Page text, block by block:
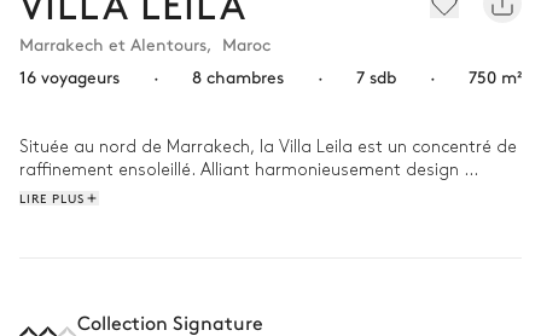
Marrakech et Alentours, Maroc
16 voyageurs
· 8 chambres · 7 sdb · 750 m²
Située au nord de Marrakech, la Villa Leila est un concentré de
raffinement ensoleillé. Alliant harmonieusement design
moderne et charme de l'esthétique marocain, sa décoration
dans la piscine extérieure. Un petit-déjeuner préparé vous
LIRE PLUS
Collection Signature